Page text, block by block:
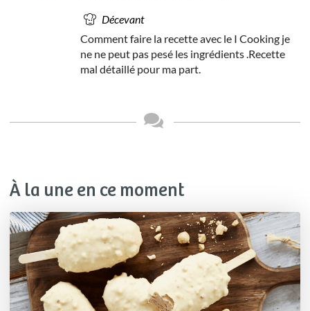
Décevant
Comment faire la recette avec le I Cooking je
ne ne peut pas pesé les ingrédients .Recette
mal détaillé pour ma part.
À la une en ce moment